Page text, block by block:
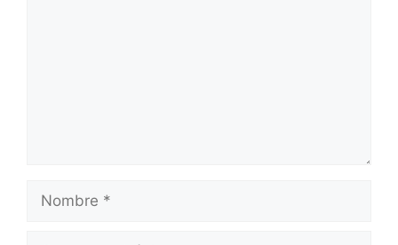
Nombre
Correo